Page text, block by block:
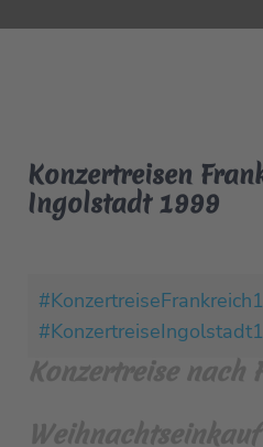
Konzertreisen
Ingolstadt 1999
Konzertreise nach